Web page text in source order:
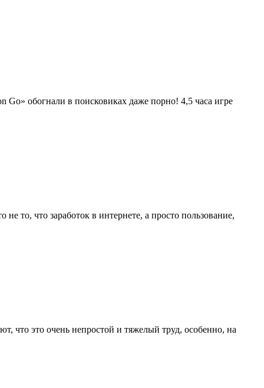
Go» обогнали в поисковиках даже порно! 4,5 часа игре
то, что заработок в интернете, а просто пользование,
что это очень непростой и тяжелый труд, особенно, на